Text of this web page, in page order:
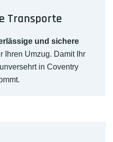
Transporte
und sichere
Ihren Umzug. Damit Ihr
in Coventry